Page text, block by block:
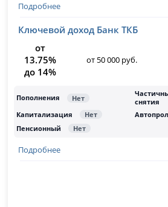
Подробнее
Ключевой доход Банк ТКБ
от
13.75%
до 14%
от 50 000 руб.
Подробнее